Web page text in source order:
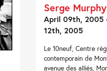
Serge Murphy
April 09th, 2005
12th, 2005
Le 10neuf, Centre
contemporain de
avenue des alliés,